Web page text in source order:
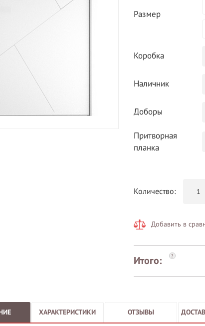
Размер
Коробка
Наличник
Доборы
Притворная
планка
Количество:
Добавить в
Итого: ?
ХАРАКТЕРИСТИКИ ОТЗЫВЫ